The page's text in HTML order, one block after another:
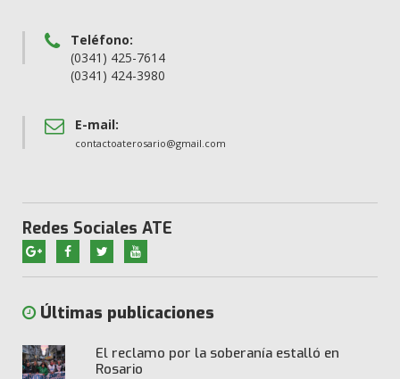
Teléfono:
(0341) 425-7614
(0341) 424-3980
E-mail:
contactoaterosario@gmail.com
Redes Sociales ATE
Últimas publicaciones
El reclamo por la soberanía estalló en
Rosario